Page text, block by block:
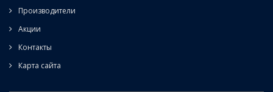
Производители
Акции
Контакты
Карта сайта